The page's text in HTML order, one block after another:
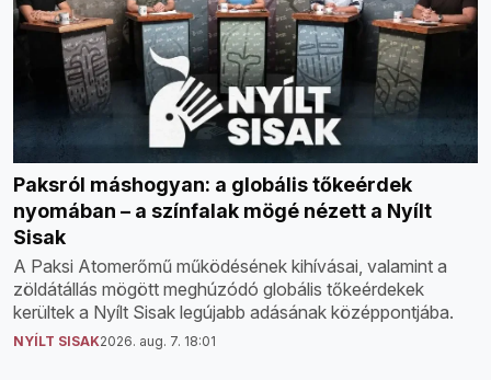
Paksról máshogyan: a globális tőkeérdek
nyomában – a színfalak mögé nézett a Nyílt
Sisak
A Paksi Atomerőmű működésének kihívásai, valamint a
zöldátállás mögött meghúzódó globális tőkeérdekek
kerültek a Nyílt Sisak legújabb adásának középpontjába.
NYÍLT SISAK2026. aug. 7. 18:01